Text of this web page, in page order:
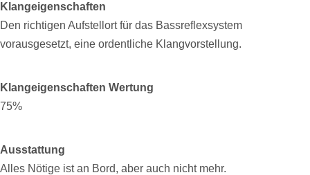
Klangeigenschaften
Den richtigen Aufstellort für das Bassreflexsystem
vorausgesetzt, eine ordentliche Klangvorstellung.
Klangeigenschaften Wertung
75%
Ausstattung
Alles Nötige ist an Bord, aber auch nicht mehr.